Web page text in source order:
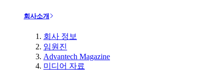
회사소개
회사 정보
임원진
Advantech Magazine
미디어 자료